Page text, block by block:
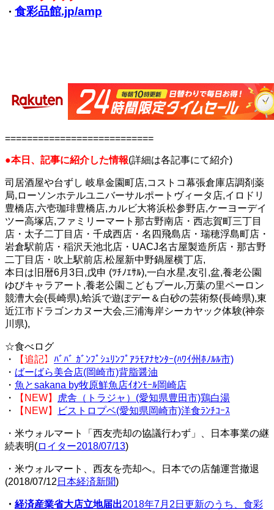
・ 食彩品館.jp/amp
===========================
●本日、記事に紹介した情報(詳細は各記事にて紹介)
司居酒屋や台ずし 岐阜金園町店,コストコ幕張倉庫店調剤薬
局,ローソンホテルユニバーサルポートヴィータ店,イロドリ
豊橋店,六壱珈琲豊橋店,カルビ大将浜松参野店,ケーヨーデイ
ツー高塚店,ファミリーマート那古野南店・西志賀町三丁目
店・太子二丁目店・千成西店・名四飛島店・瑞穂浮島町店・
岩倉駅前店・稲沢天池北店・UACJ名古屋製造所店・那古野
二丁目店・吹上駅前店,松屋新中野鍋屋横丁店,
本日は旧暦6月3日,戊申 (ﾂﾁﾉｴｻﾙ),一白水星,友引,盆,養老公園
ゆびキャラアート,養老公園こどもプール,万葉の里ペーロン
競漕大会(長崎県),蛤浜で遊ぼデー＆白砂の芸術祭(長崎県),東
近江市ドラゴンカヌー大会,三浦海岸シーカヤック体験(神奈
川県),
☆食べログ
・
【追記】 ﾊﾞﾊﾞ ｶﾞﾝﾌﾟｼｭﾘﾝﾌﾟｱﾗﾓｱﾅｾﾝﾀｰ(ﾊﾜｲ州ﾎﾉﾙﾙ市)
・ ばーばら美合店(岡崎市)背脂醤油
・ 魚とsakana by牧原鮮魚店ｲｵﾝﾓｰﾙ岡崎店
・
【NEW】
虎舎（トラジャ）(愛知県豊田市)鶏白湯
・
【NEW】 ビストロプベ(愛知県岡崎市)洋食ﾗﾝﾁｺｰｽ
・米ウォルマート「西友売却の協議行わず」、日本事業の継
続表明(ロイター2018/07/13)
・米ウォルマート、西友を売却へ。日本での店舗運営撤退
(2018/07/12 日本経済新聞)
・ 経済産業省大店立地届出2018年7月2日更新のうち、食彩